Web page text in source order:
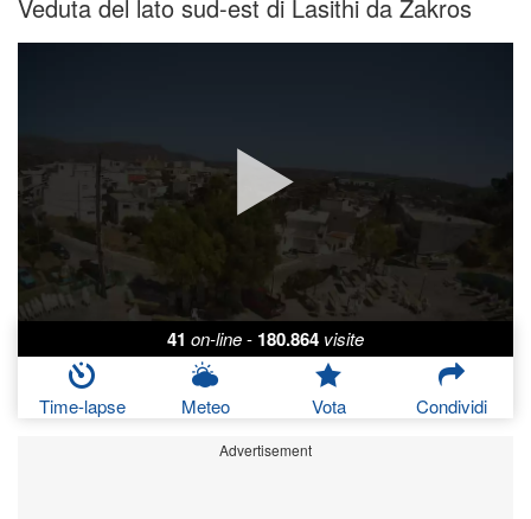
Veduta del lato sud-est di Lasithi da Zakros
41 on-line- 180.864 visite
Time-lapse Meteo Vota Condividi
Advertisement